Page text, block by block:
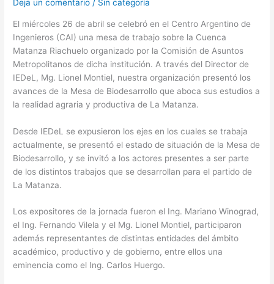
Deja un comentario / Sin categoría
El miércoles 26 de abril se celebró en el Centro Argentino de
Ingenieros (CAI) una mesa de trabajo sobre la Cuenca
Matanza Riachuelo organizado por la Comisión de Asuntos
Metropolitanos de dicha institución. A través del Director de
IEDeL, Mg. Lionel Montiel, nuestra organización presentó los
avances de la Mesa de Biodesarrollo que aboca sus estudios a
la realidad agraria y productiva de La Matanza.
Desde IEDeL se expusieron los ejes en los cuales se trabaja
actualmente, se presentó el estado de situación de la Mesa de
Biodesarrollo, y se invitó a los actores presentes a ser parte
de los distintos trabajos que se desarrollan para el partido de
La Matanza.
Los expositores de la jornada fueron el Ing. Mariano Winograd,
el Ing. Fernando Vilela y el Mg. Lionel Montiel, participaron
además representantes de distintas entidades del ámbito
académico, productivo y de gobierno, entre ellos una
eminencia como el Ing. Carlos Huergo.